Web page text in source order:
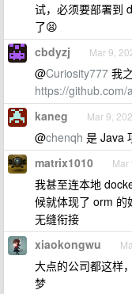
试，必须要部署到
了😫
cbdyzj Mar 9,
@Curiosity777 我
https://
kaneg Mar 9,
@chenqh 是 Java
matrix1010 Mar
我甚至连本地
候就体现了 orm 的
无缝衔接
xiaokongwu
大点的公司都这样
梦